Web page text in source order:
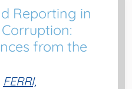
Reporting in
from the
FERRI,